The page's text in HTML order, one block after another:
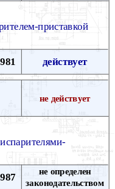
приставкой
действует
не действует
не определен
законодательством